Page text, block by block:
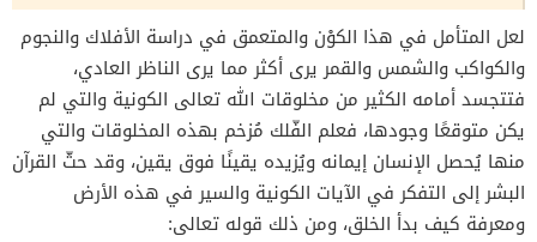
لعل المتأمل في هذا الكوْن والمتعمق في دراسة الأفلاك والنجوم
والكواكب والشمس والقمر يرى أكثر مما يرى الناظر العادي،
فتتجسد أمامه الكثير من مخلوقات الله تعالى الكونية والتي لم
يكن متوقعًا وجودها، فعلم الفّلك مُزخم بهذه المخلوقات والتي
منها يُحصل الإنسان إيمانه ويُزيده يقينًا فوق يقين، وقد حثّ القرآن
البشر إلى التفكر في الآيات الكونية والسير في هذه الأرض
ومعرفة كيف بدأ الخلق، ومن ذلك قوله تعالى: